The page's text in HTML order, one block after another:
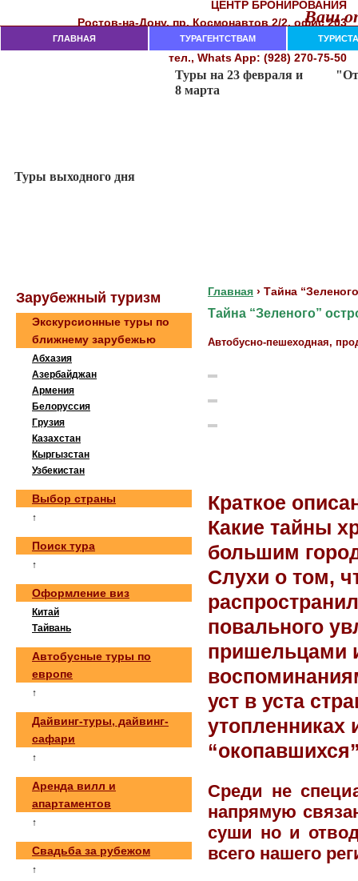
Ваш
ЦЕНТР БРОНИРОВАНИЯ
Рocтoв-нa-Дoнy, пр. Кocмoнaвтoв 2/2, oфиc 203
282-18-00, 282-18-02, 237-74-11
тел., Whats App: (928) 270-75-50
ГЛАВНАЯ ТУРАГЕНТСТВАМ
Главная › Тайна
Тайна “Зеленого”
Автобусно-пешеходная,
Краткое
Какие тайны
большим
Слухи о том,
повального
пришельцами
уст в уста
Среди не
напрямую
суши но и
всего нашего
Зaрубeжный туризм
Экскурсионные туры по
ближнему зарубежью
Абхазия
Азербайджан
Армения
Белоруссия
Грузия
Казахстан
Кыргызстан
Узбекистан
Выбор страны
↑
Поиск тура
↑
Оформление виз
Китай
Тайвань
Автобусные туры по
европе
↑
Дайвинг-туры, дайвинг-
сафари
↑
Аренда вилл и
апартаментов
↑
Свадьба за рубежом
↑